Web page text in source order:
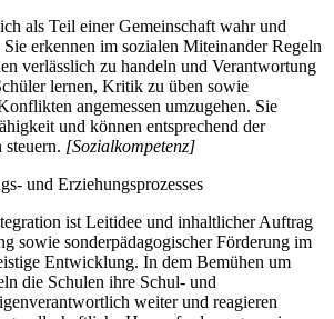
als Teil einer Gemeinschaft wahr und
erkennen im sozialen Miteinander Regeln
verlässlich zu handeln und Verantwortung
lernen, Kritik zu üben sowie
angemessen umzugehen. Sie
und können entsprechend der
[Sozialkompetenz]
und Erziehungsprozesses
ist Leitidee und inhaltlicher Auftrag
sowie sonderpädagogischer Förderung im
Entwicklung. In dem Bemühen um
die Schulen ihre Schul- und
weiter und reagieren